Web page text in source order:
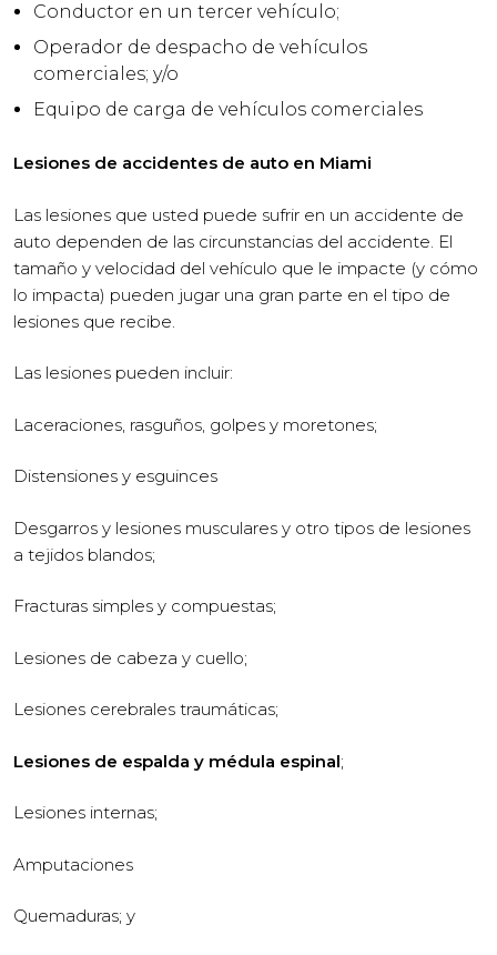
Conductor en un tercer vehículo;
Operador de despacho de vehículos
comerciales; y/o
Equipo de carga de vehículos comerciales
Lesiones de accidentes de auto en Miami
Las lesiones que usted puede sufrir en un accidente de
auto dependen de las circunstancias del accidente. El
tamaño y velocidad del vehículo que le impacte (y cómo
lo impacta) pueden jugar una gran parte en el tipo de
lesiones que recibe.
Las lesiones pueden incluir:
Laceraciones, rasguños, golpes y moretones;
Distensiones y esguinces
Desgarros y lesiones musculares y otro tipos de lesiones
a tejidos blandos;
Fracturas simples y compuestas;
Lesiones de cabeza y cuello;
Lesiones cerebrales traumáticas;
Lesiones de espalda y médula espinal;
Lesiones internas;
Amputaciones
Quemaduras; y